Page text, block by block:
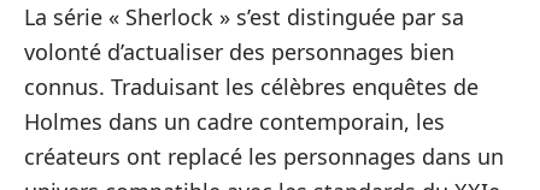
La série « Sherlock » s’est distinguée par sa
volonté d’actualiser des personnages bien
connus. Traduisant les célèbres enquêtes de
Holmes dans un cadre contemporain, les
créateurs ont replacé les personnages dans un